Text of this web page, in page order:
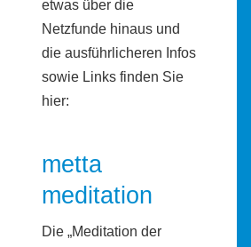
etwas über die
Netzfunde hinaus und
die ausführlicheren Infos
sowie Links finden Sie
hier:
metta
meditation
Die „Meditation der